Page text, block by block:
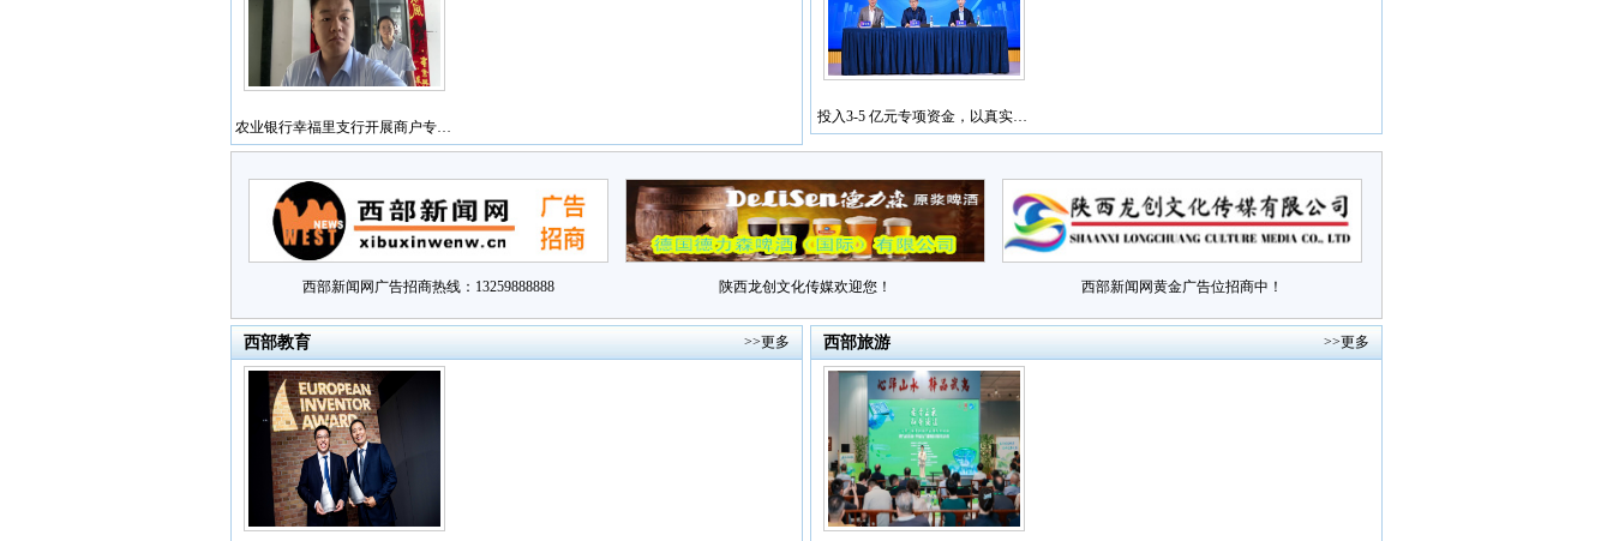
农业银行幸福里支行开展商户专…
投入3-5 亿元专项资金，以真实…
西部新闻网广告招商热线：13259888888 陕西龙创文化传媒欢迎您！ 西部新闻网黄金广告位招商中！
>>更多
西部教育 >>更多
西部旅游